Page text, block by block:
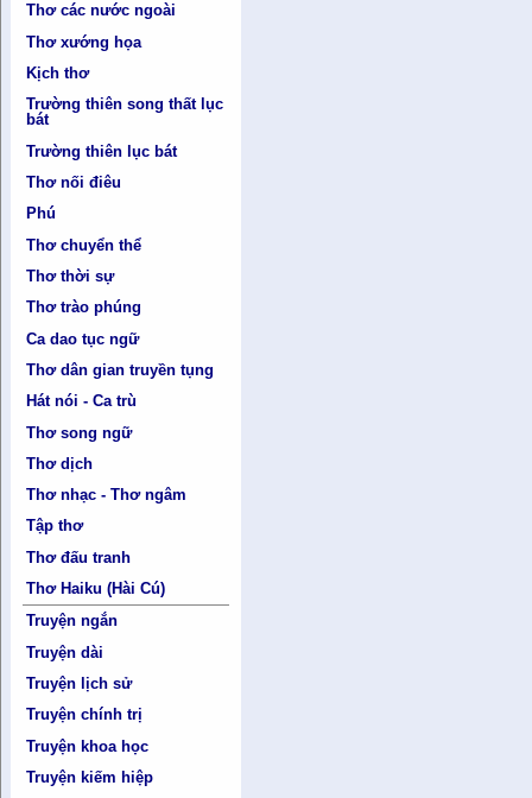
Thơ các nước ngoài
Thơ xướng họa
Kịch thơ
Trường thiên song thất lục
bát
Trường thiên lục bát
Thơ nối điêu
Phú
Thơ chuyển thể
Thơ thời sự
Thơ trào phúng
Ca dao tục ngữ
Thơ dân gian truyền tụng
Hát nói - Ca trù
Thơ song ngữ
Thơ dịch
Thơ nhạc - Thơ ngâm
Tập thơ
Thơ đấu tranh
Thơ Haiku (Hài Cú)
Truyện ngắn
Truyện dài
Truyện lịch sử
Truyện chính trị
Truyện khoa học
Truyện kiếm hiệp